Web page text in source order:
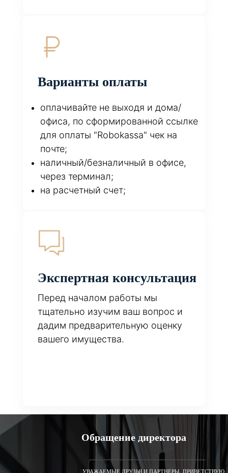
Варианты оплаты
оплачивайте не выходя и дома/
офиса, по сформированной ссылке
для оплаты "Robokassa" чек на
почте;
наличный/безналичный в офисе,
через терминал;
на расчетный счет;
Экспертная консультация
Перед началом работы мы
тщательно изучим ваш вопрос и
дадим предварительную оценку
вашего имущества.
Обращение директора
УВАЖАЕМЫЕ ДРУЗЬЯ И ПАРТНЕРЫ, ПРИВЕТСТВУЮ